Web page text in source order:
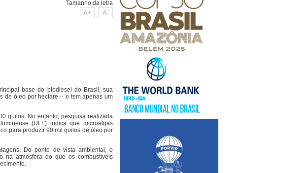
Tamanho da letra
A+
A-
base do biodiesel do Brasil, sua
de óleo por hectare – e tem apenas um
quilos. No entanto, pesquisa realizada
(UFF) indica que microalgas
para produzir 90 mil quilos de óleo por
Do ponto de vista ambiental, o
na atmosfera do que os combustíveis